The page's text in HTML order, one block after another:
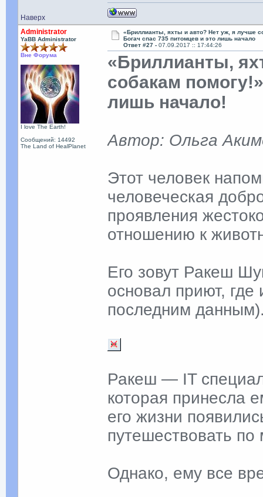
Наверх
Administrator
YaBB Administrator
Вне Форума
I love The Earth!
Сообщений: 14492
The Land of HealPlanet
«Бриллианты, яхты и авто? Нет уж, я лучше
Богач спас 735 питомцев и это лишь начало
Ответ #27 -07.09.2017 :: 17:44:26
«Бриллианты,
собакам
лишь начало!
Автор: Ольга
Этот человек
человеческая
проявления
отношению к
Его зовут Ракеш
основал приют, где
последним
Ракеш — IT
которая принесла
его жизни
путешествовать по
Однако, ему все